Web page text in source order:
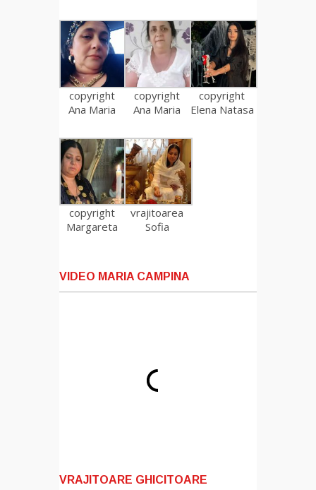
copyright
Ana Maria
copyright
Ana Maria
copyright
Elena Natasa
copyright
Margareta
vrajitoarea
Sofia
VIDEO MARIA CAMPINA
VRAJITOARE GHICITOARE